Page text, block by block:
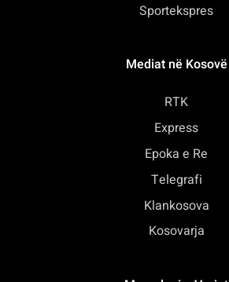
Sportekspres
Mediat në Kosovë
RTK
Express
Epoka e Re
Telegrafi
Klankosova
Kosovarja